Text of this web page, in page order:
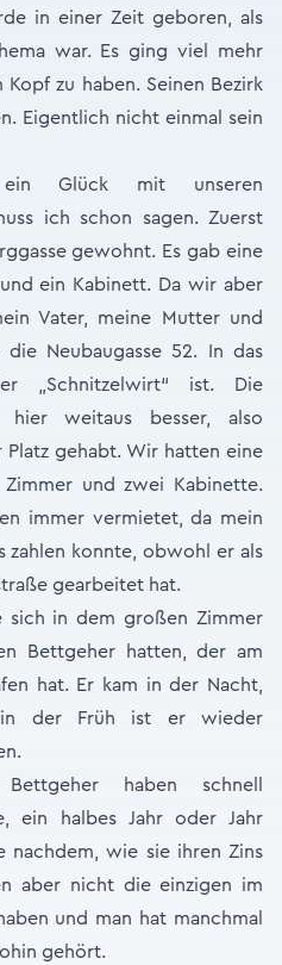
in einer Zeit geboren, als
war. Es ging viel mehr
zu haben. Seinen Bezirk
Eigentlich nicht einmal sein
Glück mit unseren
ich schon sagen. Zuerst
gewohnt. Es gab eine
ein Kabinett. Da wir aber
Vater, meine Mutter und
Neubaugasse 52. In das
„Schnitzelwirt“ ist. Die
hier weitaus besser, also
gehabt. Wir hatten eine
und zwei Kabinette.
immer vermietet, da mein
zahlen konnte, obwohl er als
gearbeitet hat.
sich in dem großen Zimmer
Bettgeher hatten, der am
hat. Er kam in der Nacht,
der Früh ist er wieder
haben schnell
ein halbes Jahr oder Jahr
nachdem, wie sie ihren Zins
aber nicht die einzigen im
und man hat manchmal
gehört.